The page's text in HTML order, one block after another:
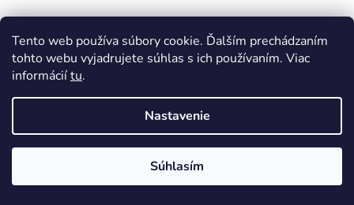
Tento web používa súbory cookie. Ďalším prechádzaním
tohto webu vyjadrujete súhlas s ich používaním. Viac
informáciítu.
Nastavenie
Súhlasím